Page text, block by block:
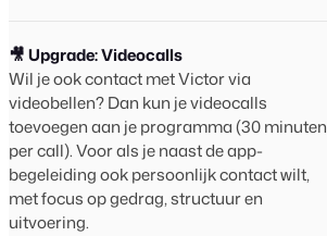
🎥 Upgrade: Videocalls
Wil je ook contact met Victor via
videobellen? Dan kun je videocalls
toevoegen aan je programma (30 minuten
per call). Voor als je naast de app-
begeleiding ook persoonlijk contact wilt,
met focus op gedrag, structuur en
uitvoering.